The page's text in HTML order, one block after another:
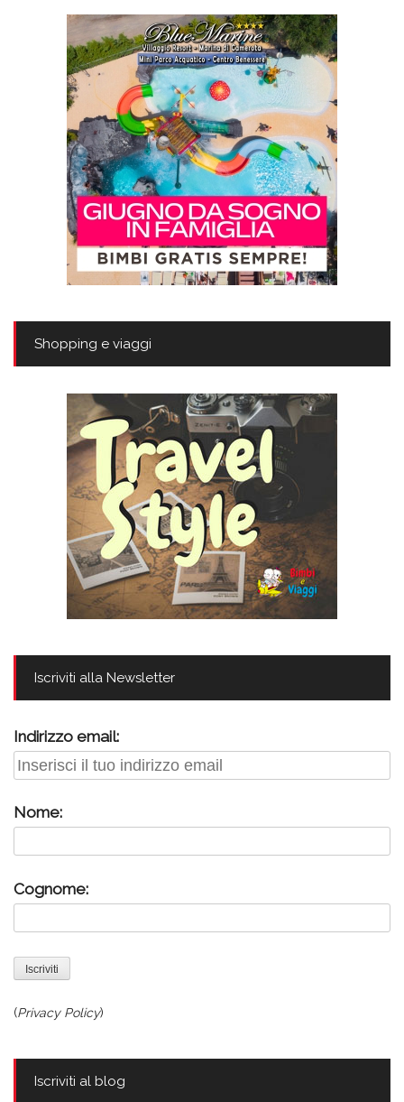
Shopping e viaggi
Iscriviti alla Newsletter
Indirizzo email:
Nome:
Cognome:
(Privacy Policy)
Iscriviti al blog